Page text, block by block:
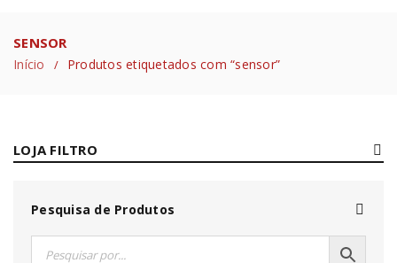
SENSOR
Início / Produtos etiquetados com “sensor”
LOJA FILTRO
Pesquisa de Produtos